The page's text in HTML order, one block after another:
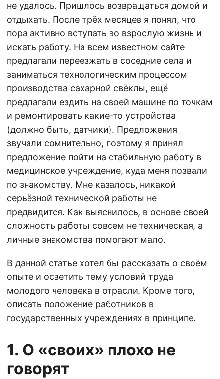
не удалось. Пришлось возвращаться домой и
отдыхать. После трёх месяцев я понял, что
пора активно вступать во взрослую жизнь и
искать работу. На всем известном сайте
предлагали переезжать в соседние села и
заниматься технологическим процессом
производства сахарной свёклы, ещё
предлагали ездить на своей машине по точкам
и ремонтировать какие-то устройства
(должно быть, датчики). Предложения
звучали сомнительно, поэтому я принял
предложение пойти на стабильную работу в
медицинское учреждение, куда меня позвали
по знакомству. Мне казалось, никакой
серьёзной технической работы не
предвидится. Как выяснилось, в основе своей
сложность работы совсем не техническая, а
личные знакомства помогают мало.
В данной статье хотел бы рассказать о своём
опыте и осветить тему условий труда
молодого человека в отрасли. Кроме того,
описать положение работников в
государственных учреждениях в принципе.
1. О «своих» плохо не
говорят